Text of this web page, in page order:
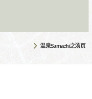
温泉Samachi之汤页